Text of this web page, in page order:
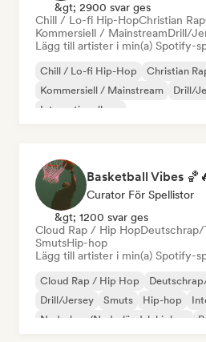
&gt; 2900 svar ges
Chill / Lo-fi Hip-HopChristian Rap
Kommersiell / MainstreamDrill/
Lägg till artister i min(a) Spotify-
Chill / Lo-fi Hip-Hop Christian
Kommersiell / Mainstream
Drill/
Internationell rap
Basketball Vibes
Curator För Spellistor
&gt; 1200 svar ges
Cloud Rap / Hip Hop
SmutsHip-hop
Lägg till artister i min(a) Spotify-
Cloud Rap / Hip Hop
Drill/Jersey
Smuts Hip-hop
Nederhop/Nederländsk hiphop